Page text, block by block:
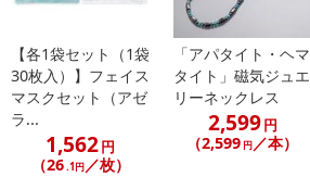
【各1袋セット（1袋
30枚入）】フェイス
マスクセット（アゼ
ラ...
1,562円
（26.1円／枚）
「アパタイト・ヘマ
タイト」磁気ジュエ
リーネックレス
2,599円
（2,599 円／本）